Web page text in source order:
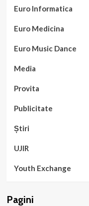
Euro Informatica
Euro Medicina
Euro Music Dance
Media
Provita
Publicitate
Știri
UJIR
Youth Exchange
Pagini